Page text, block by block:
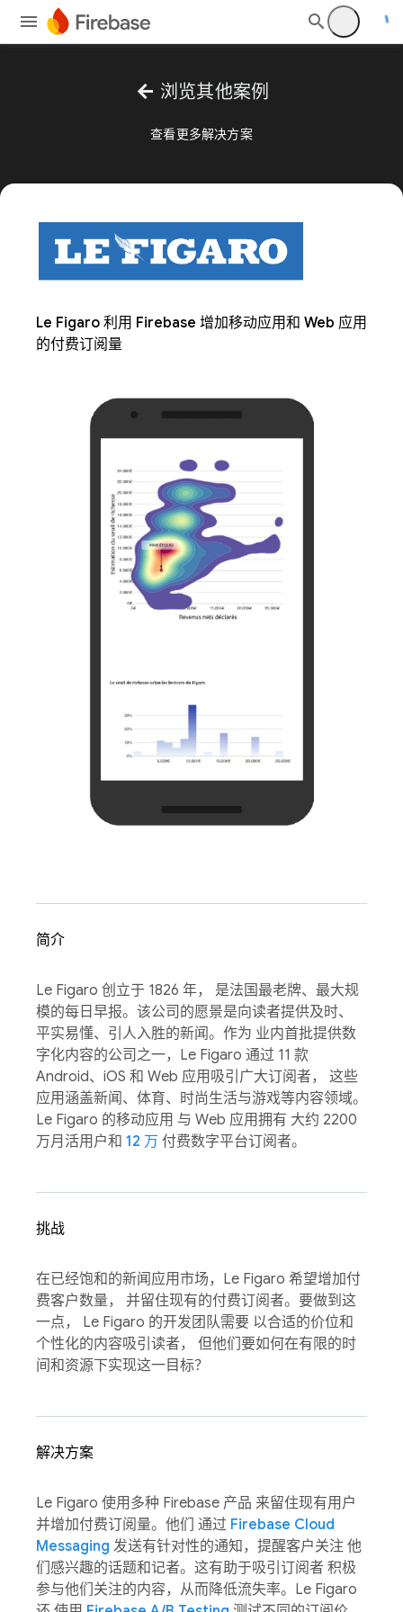
arrow_back 浏览其他案例
查看更多解决方案
Le Figaro 利用 Firebase 增加移动应用和 Web 应用
的付费订阅量
简介
Le Figaro 创立于 1826 年， 是法国最老牌、最大规
模的每日早报。该公司的愿景是向读者提供及时、
平实易懂、引人入胜的新闻。作为 业内首批提供数
字化内容的公司之一，Le Figaro 通过 11 款
Android、iOS 和 Web 应用吸引广大订阅者， 这些
应用涵盖新闻、体育、时尚生活与游戏等内容领域。
Le Figaro 的移动应用 与 Web 应用拥有 大约 2200
万月活用户和 12 万 付费数字平台订阅者。
挑战
在已经饱和的新闻应用市场，Le Figaro 希望增加付
费客户数量， 并留住现有的付费订阅者。要做到这
一点， Le Figaro 的开发团队需要 以合适的价位和
个性化的内容吸引读者， 但他们要如何在有限的时
间和资源下实现这一目标？
解决方案
Le Figaro 使用多种 Firebase 产品 来留住现有用户
并增加付费订阅量。他们 通过 Firebase Cloud
Messaging 发送有针对性的通知，提醒客户关注 他
们感兴趣的话题和记者。这有助于吸引订阅者 积极
参与他们关注的内容，从而降低流失率。Le Figaro